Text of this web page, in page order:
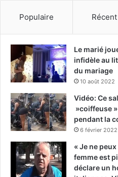
Populaire Récent
Le marié
infidèle au
du mariage
10 août 2022
Vidéo: Ce
»coiffeuse
pendant la
6 février 2022
« Je ne
femme est
déclare un